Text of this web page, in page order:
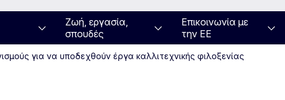
Ζωή, εργασία,
σπουδές
Επικοινωνία με
την ΕΕ
για να υποδεχθούν έργα καλλιτεχνικής φιλοξενίας